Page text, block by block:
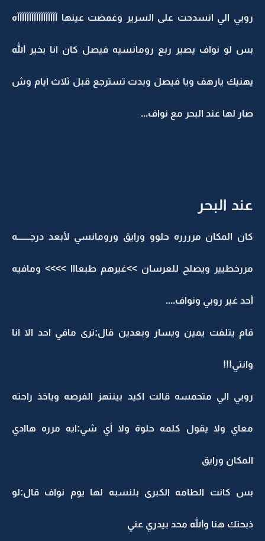
روبي الي انسدحت على السرير وغمضت عينها آآآآآآآآآآآآآآآآآه
بس لو نواف يصير ربع رومانسيه فيصل كان انا بخير الله
يهنيك يارهف ويا فيصل وبدت تسترجع قبل ثلاث ايام وش
صار لها عند البحر مع نواف...
عند البحر
كان المكان مرررره حلوو ورايق ورومانسي لأبعد درجـــــــه
مررخطيير ويصلح للعرسان >>غيرهم طبعااا >>>> ومافيه
أحد غير روبي ونواف....
قام يتلفت يمين ويسار وبعدين قال:ترى مافي احد الا انا
وانتي!!!
روبي الي متحمسه قالت اكيد بينتهز الفرصه وياخذ راحته
معاي ولا يقول كلمه حلوة ولا أي شي:ايه مرره هاادي
المكان ورايق
بس كانت الطامه الكبرى بلنسبه لها يوم نواف قال:لو
ذبحتك هنا والله محد بيدري عني